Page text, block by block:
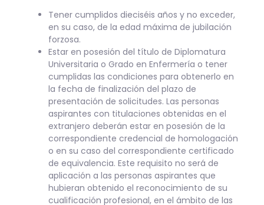
Tener cumplidos dieciséis años y no exceder,
en su caso, de la edad máxima de jubilación
forzosa.
Estar en posesión del título de Diplomatura
Universitaria o Grado en Enfermería o tener
cumplidas las condiciones para obtenerlo en
la fecha de finalización del plazo de
presentación de solicitudes. Las personas
aspirantes con titulaciones obtenidas en el
extranjero deberán estar en posesión de la
correspondiente credencial de homologación
o en su caso del correspondiente certificado
de equivalencia. Este requisito no será de
aplicación a las personas aspirantes que
hubieran obtenido el reconocimiento de su
cualificación profesional, en el ámbito de las